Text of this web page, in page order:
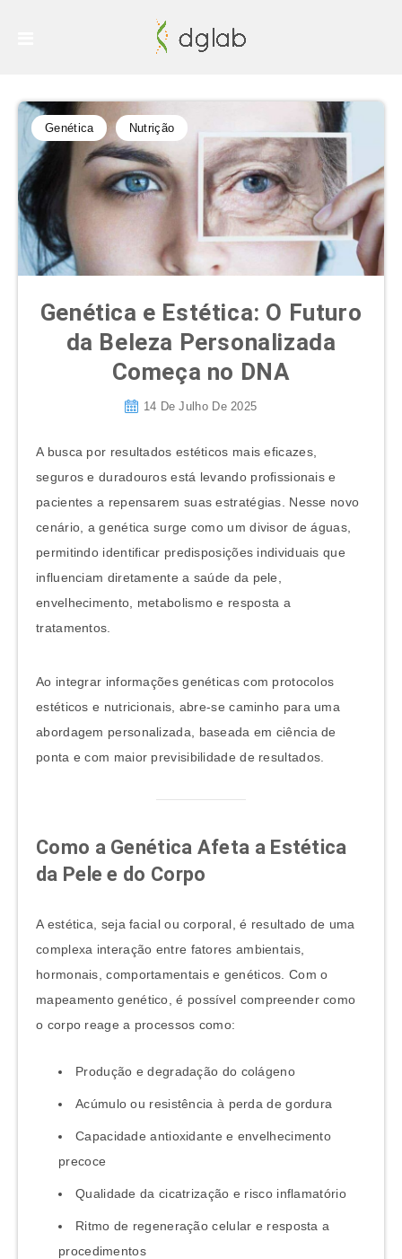
Genética Nutrição
Genética e Estética: O Futuro
da Beleza Personalizada
Começa no DNA
14 De Julho De 2025
A busca por resultados estéticos mais eficazes,
seguros e duradouros está levando profissionais e
pacientes a repensarem suas estratégias. Nesse novo
cenário, a genética surge como um divisor de águas,
permitindo identificar predisposições individuais que
influenciam diretamente a saúde da pele,
envelhecimento, metabolismo e resposta a
tratamentos.
Ao integrar informações genéticas com protocolos
estéticos e nutricionais, abre-se caminho para uma
abordagem personalizada, baseada em ciência de
ponta e com maior previsibilidade de resultados.
Como a Genética Afeta a Estética
da Pele e do Corpo
A estética, seja facial ou corporal, é resultado de uma
complexa interação entre fatores ambientais,
hormonais, comportamentais e genéticos. Com o
mapeamento genético, é possível compreender como
o corpo reage a processos como:
Produção e degradação do colágeno
Acúmulo ou resistência à perda de gordura
Capacidade antioxidante e envelhecimento
precoce
Qualidade da cicatrização e risco inflamatório
Ritmo de regeneração celular e resposta a
procedimentos